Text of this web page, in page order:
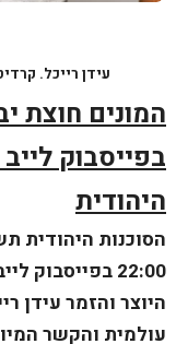
עידן רייכל.
המונים חוצת
בפייסבוק
היהודית
22:00
היוצר והזמר עידן
עולמית והקשר